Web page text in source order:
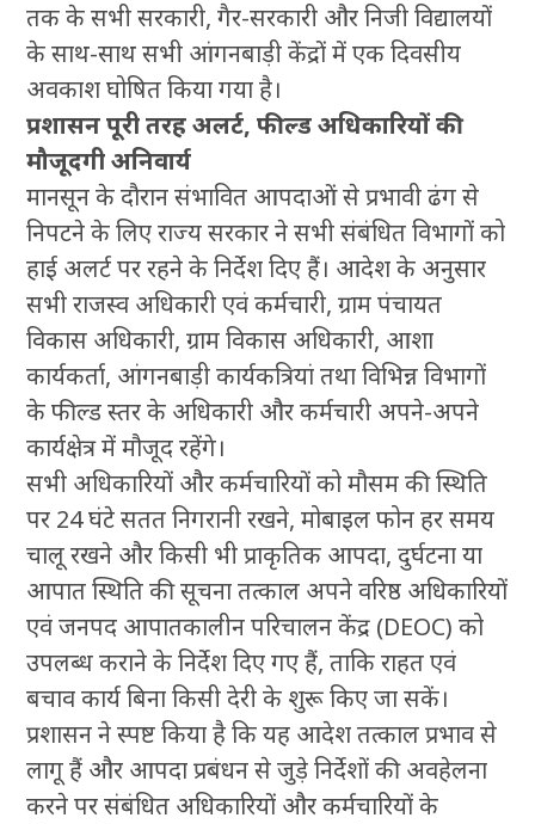
तक के सभी सरकारी, गैर-सरकारी और निजी विद्यालयों
के साथ-साथ सभी आंगनबाड़ी केंद्रों में एक दिवसीय
अवकाश घोषित किया गया है।
प्रशासन पूरी तरह अलर्ट, फील्ड अधिकारियों की
मौजूदगी अनिवार्य
मानसून के दौरान संभावित आपदाओं से प्रभावी ढंग से
निपटने के लिए राज्य सरकार ने सभी संबंधित विभागों को
हाई अलर्ट पर रहने के निर्देश दिए हैं। आदेश के अनुसार
सभी राजस्व अधिकारी एवं कर्मचारी, ग्राम पंचायत
विकास अधिकारी, ग्राम विकास अधिकारी, आशा
कार्यकर्ता, आंगनबाड़ी कार्यकत्रियां तथा विभिन्न विभागों
के फील्ड स्तर के अधिकारी और कर्मचारी अपने-अपने
कार्यक्षेत्र में मौजूद रहेंगे।
सभी अधिकारियों और कर्मचारियों को मौसम की स्थिति
पर 24 घंटे सतत निगरानी रखने, मोबाइल फोन हर समय
चालू रखने और किसी भी प्राकृतिक आपदा, दुर्घटना या
आपात स्थिति की सूचना तत्काल अपने वरिष्ठ अधिकारियों
एवं जनपद आपातकालीन परिचालन केंद्र (DEOC) को
उपलब्ध कराने के निर्देश दिए गए हैं, ताकि राहत एवं
बचाव कार्य बिना किसी देरी के शुरू किए जा सकें।
प्रशासन ने स्पष्ट किया है कि यह आदेश तत्काल प्रभाव से
लागू हैं और आपदा प्रबंधन से जुड़े निर्देशों की अवहेलना
करने पर संबंधित अधिकारियों और कर्मचारियों के